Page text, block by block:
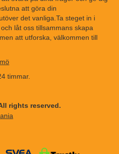
att göra din
det vanliga.Ta steget in i
låt oss tillsammans skapa
att utforska, välkommen till
timmar.
rights reserved.